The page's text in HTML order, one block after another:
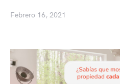
Febrero 16, 2021